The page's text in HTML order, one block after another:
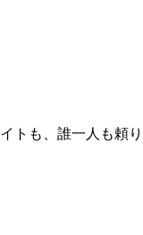
トも、誰一人も